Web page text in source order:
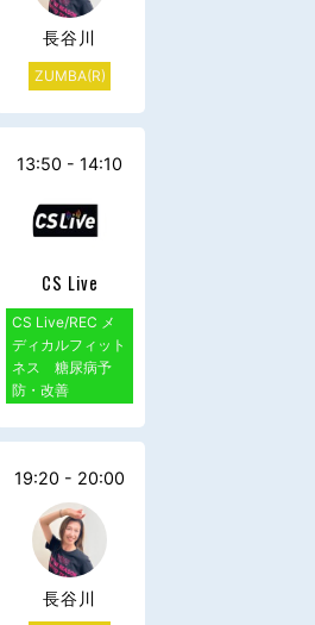
長谷川
ZUMBA(R)
13:50 - 14:10
CS Live
CS Live/REC メ
ディカルフィット
ネス 糖尿病予
防・改善
19:20 - 20:00
長谷川